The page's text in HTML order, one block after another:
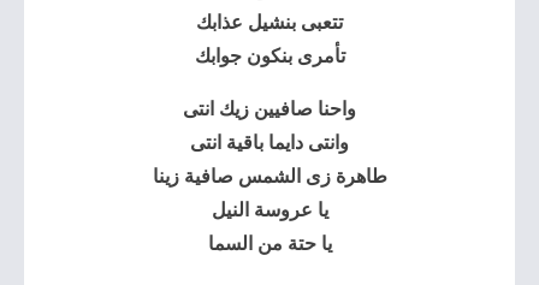
تتعبى بنشيل عذابك
تأمرى بنكون جوابك
واحنا صافيين زيك انتى
وانتى دايما باقية انتى
طاهرة زى الشمس صافية زينا
يا عروسة النيل
يا حتة من السما